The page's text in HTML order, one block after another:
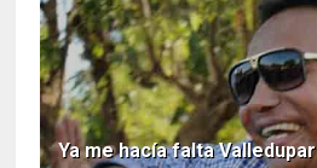
Ya me hacía falta Valledupar